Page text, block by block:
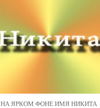
НА ЯРКОМ ФОНЕ ИМЯ НИКИТА